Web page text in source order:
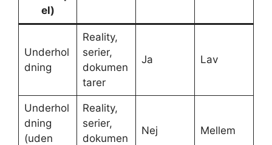
el)
Underhol
dning
Reality,
serier,
dokumen
tarer
Ja Lav
Underhol
dning
(uden
Reality,
serier,
dokumen
Nej Mellem